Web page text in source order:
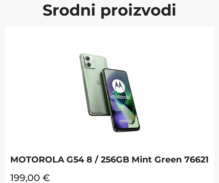
Srodni proizvodi
MOTOROLA G54 8 / 256GB Mint Green 76621
199,00 €